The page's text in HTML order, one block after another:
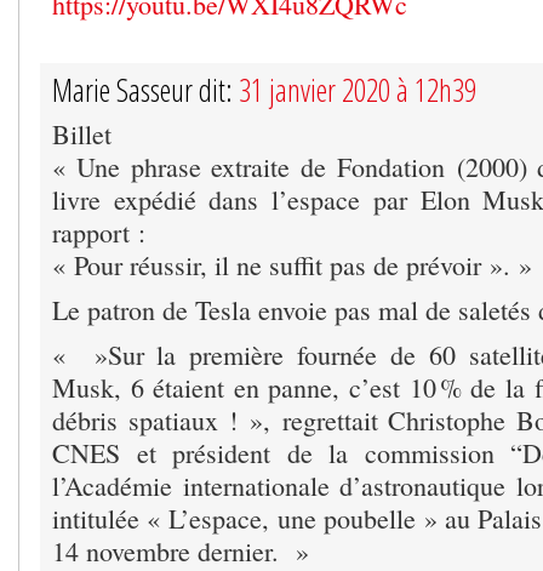
Marie Sasseur dit: 31 janvier 2020 à 12h39
Billet
« Une phrase extraite de Fondation (2000)
livre expédié dans l’espace par Elon
rapport :
« Pour réussir, il ne suffit pas de prévoir ». »
Le patron de Tesla envoie pas mal de saletés
« »Sur la première fournée de 60
Musk, 6 étaient en panne, c’est 10 % de la
débris spatiaux ! », regrettait Christophe
CNES et président de la commission
l’Académie internationale d’astronautique
intitulée « L’espace, une poubelle » au
14 novembre dernier. »